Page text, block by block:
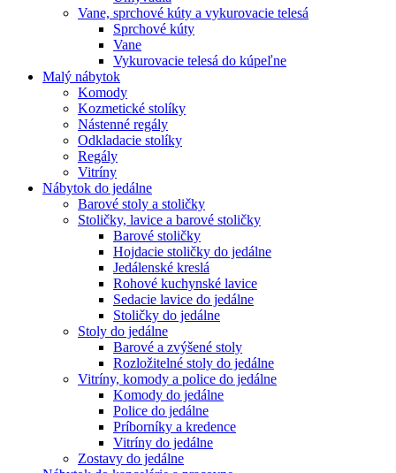
Vane, sprchové kúty a vykurovacie telesá
Sprchové kúty
Vane
Vykurovacie telesá do kúpeľne
Malý nábytok
Komody
Kozmetické stolíky
Nástenné regály
Odkladacie stolíky
Regály
Vitríny
Nábytok do jedálne
Barové stoly a stoličky
Stoličky, lavice a barové stoličky
Barové stoličky
Hojdacie stoličky do jedálne
Jedálenské kreslá
Rohové kuchynské lavice
Sedacie lavice do jedálne
Stoličky do jedálne
Stoly do jedálne
Barové a zvýšené stoly
Rozložitelné stoly do jedálne
Vitríny, komody a police do jedálne
Komody do jedálne
Police do jedálne
Príborníky a kredence
Vitríny do jedálne
Zostavy do jedálne